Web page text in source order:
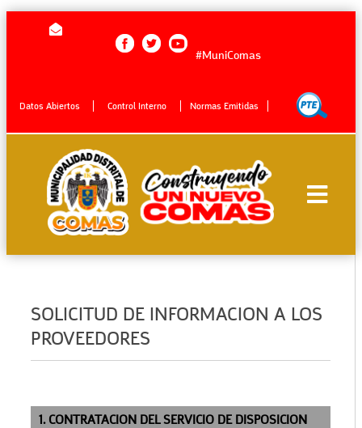
#MuniComas
Datos Abiertos Control Interno Normas Emitidas
SOLICITUD DE INFORMACION A LOS
PROVEEDORES
1. CONTRATACION DEL SERVICIO DE DISPOSICION